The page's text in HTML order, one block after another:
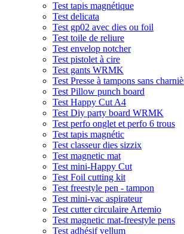
Test tapis magnétique
Test delicata
Test gp02 avec dies ou foil
Test toile de reliure
Test envelop notcher
Test pistolet à cire
Test gants WRMK
Test Presse à tampons sans
Test Pillow punch board
Test Happy Cut A4
Test Diy party board WRMK
Test perfo onglet et perfo 6 trous
Test tapis magnétic
Test classeur dies sizzix
Test magnetic mat
Test mini-Happy Cut
Test Foil cutting kit
Test freestyle pen - tampon
Test mini-vac aspirateur
Test cutter circulaire Artemio
Test magnetic mat-freestyle pens
Test adhésif vellum